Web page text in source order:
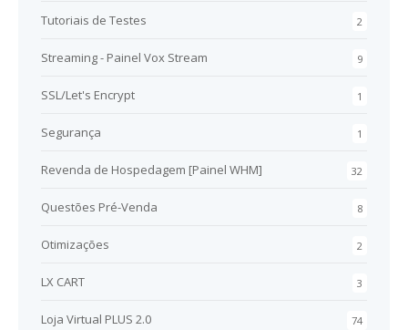
2
Tutoriais de Testes
9
Streaming - Painel Vox Stream
1
SSL/Let's Encrypt
1
Segurança
32
Revenda de Hospedagem [Painel WHM]
8
Questões Pré-Venda
2
Otimizações
3
LX CART
74
Loja Virtual PLUS 2.0